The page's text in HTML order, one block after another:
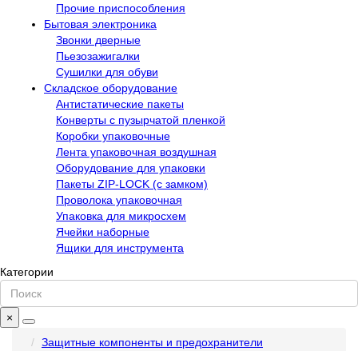
Прочие приспособления
Бытовая электроника
Звонки дверные
Пьезозажигалки
Сушилки для обуви
Складское оборудование
Антистатические пакеты
Конверты с пузырчатой пленкой
Коробки упаковочные
Лента упаковочная воздушная
Оборудование для упаковки
Пакеты ZIP-LOCK (с замком)
Проволока упаковочная
Упаковка для микросхем
Ячейки наборные
Ящики для инструмента
Категории
×
Защитные компоненты и предохранители